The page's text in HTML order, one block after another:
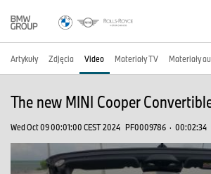
Artykuły Zdjęcia Video Materiały TV Materiały
The new MINI Cooper
Wed Oct 09 00:01:00 CEST 2024 PF0009786 · 00:02:34